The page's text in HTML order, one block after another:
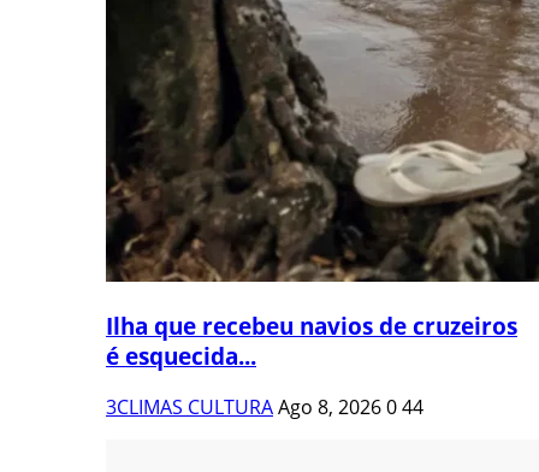
Ilha que recebeu navios de cruzeiros
é esquecida...
3CLIMAS CULTURAAgo 8, 2026044